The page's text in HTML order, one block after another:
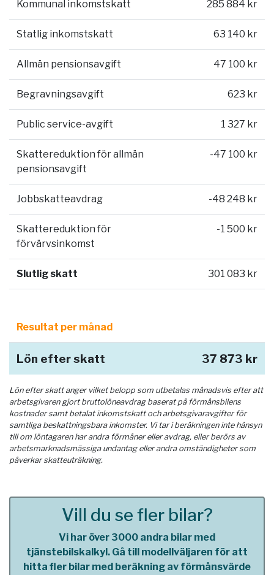
Kommunal inkomstskatt 285 884 kr
Statlig inkomstskatt 63 140 kr
Allmän pensionsavgift 47 100 kr
Begravningsavgift 623 kr
Public service-avgift 1 327 kr
Skattereduktion för allmän
pensionsavgift
-47 100 kr
Jobbskatteavdrag -48 248 kr
Skattereduktion för
förvärvsinkomst
-1 500 kr
Slutlig skatt 301 083 kr
Resultat per månad
Lön efter skatt 37 873 kr
Lön efter skatt anger vilket belopp som utbetalas månadsvis efter att
arbetsgivaren gjort bruttolöneavdrag baserat på förmånsbilens
kostnader samt betalat inkomstskatt och arbetsgivaravgifter för
samtliga beskattningsbara inkomster. Vi tar i beräkningen inte hänsyn
till om löntagaren har andra förmåner eller avdrag, eller berörs av
arbetsmarknadsmässiga undantag eller andra omständigheter som
påverkar skatteuträkning.
Vill du se fler bilar?
Vi har över 3000 andra bilar med
tjänstebilskalkyl. Gå till modellväljaren för att
hitta fler bilar med beräkning av förmånsvärde